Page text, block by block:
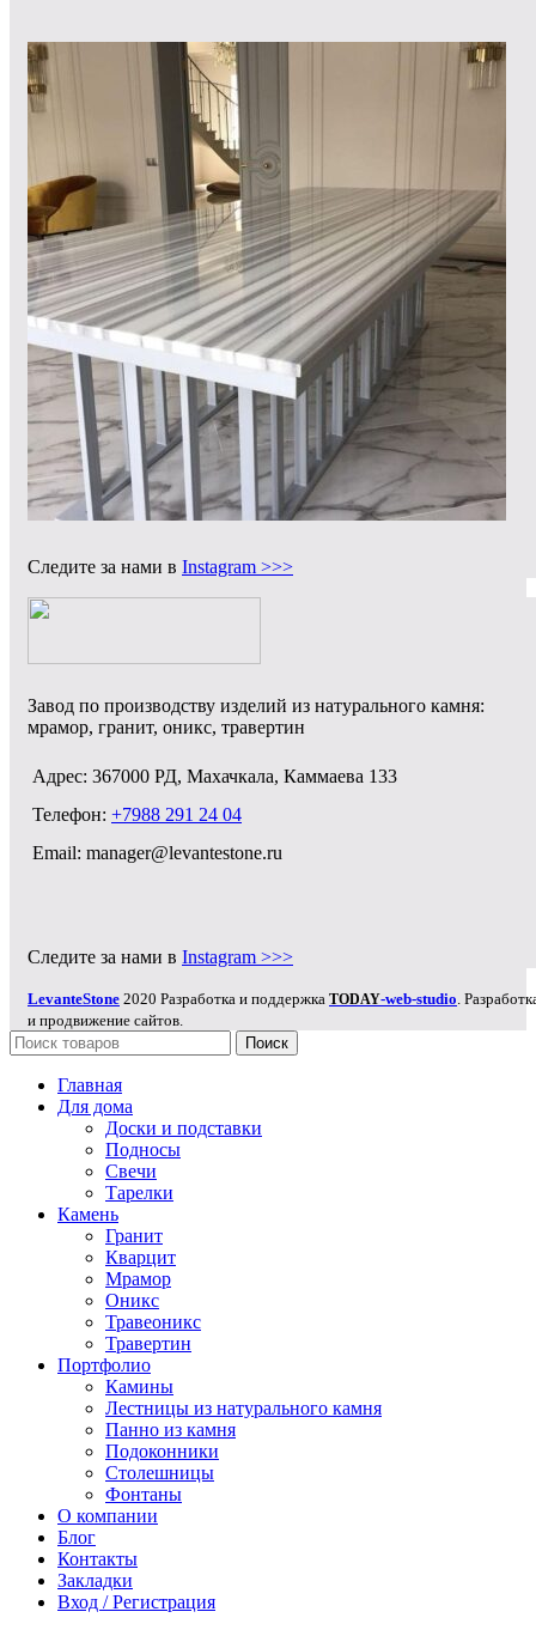
Следите за нами в Instagram >>>
Завод по производству изделий из натурального камня:
мрамор, гранит, оникс, травертин
Адрес: 367000 РД, Махачкала, Каммаева 133
Телефон: +7988 291 24 04
Email: manager@levantestone.ru
Следите за нами в Instagram >>>
LevanteStone 2020 Разработка и поддержка TODAY-web-studio .
и продвижение сайтов.
Поиск
Главная
Для дома
Доски и подставки
Подносы
Свечи
Тарелки
Камень
Гранит
Кварцит
Мрамор
Оникс
Травеоникс
Травертин
Портфолио
Камины
Лестницы из натурального камня
Панно из камня
Подоконники
Столешницы
Фонтаны
О компании
Блог
Контакты
Закладки
Вход / Регистрация